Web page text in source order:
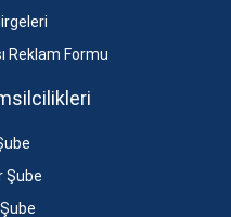
Reklam Formu
Şube